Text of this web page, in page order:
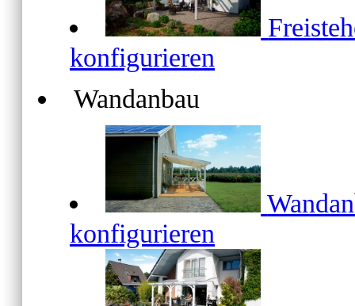
konfigurieren
Wandanbau
konfigurieren